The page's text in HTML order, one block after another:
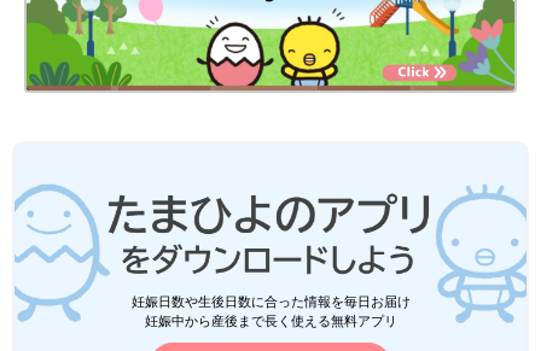
妊娠日数や生後日数に合った情報を毎日お届け
妊娠中から産後まで長く使える無料アプリ